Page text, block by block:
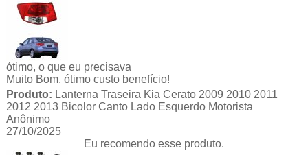
ótimo, o que eu precisava
Muito Bom, ótimo custo benefício!
Produto: Lanterna Traseira Kia Cerato 2009 2010 2011
2012 2013 Bicolor Canto Lado Esquerdo Motorista
Anônimo
27/10/2025
Eu recomendo esse produto.